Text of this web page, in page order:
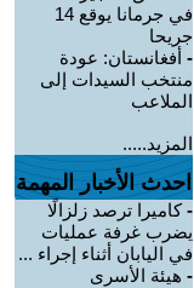
في جرمانا يوقع 14
جريحا
- أفغانستان: عودة
منتخب السيدات إلى
الملاعب
المزيد.....
احدث الأخبار المهمة
-كاميرا ترصد زلزالًا
يضرب غرفة عمليات
في اليابان أثناء إجراء ...
- هيئة الأسرى